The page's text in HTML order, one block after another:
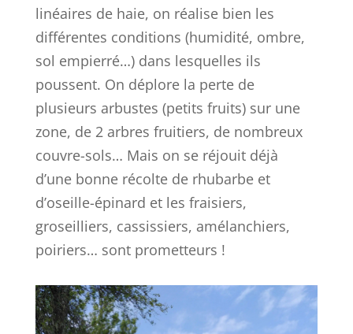
linéaires de haie, on réalise bien les
différentes conditions (humidité, ombre,
sol empierré…) dans lesquelles ils
poussent. On déplore la perte de
plusieurs arbustes (petits fruits) sur une
zone, de 2 arbres fruitiers, de nombreux
couvre-sols… Mais on se réjouit déjà
d’une bonne récolte de rhubarbe et
d’oseille-épinard et les fraisiers,
groseilliers, cassissiers, amélanchiers,
poiriers… sont prometteurs !